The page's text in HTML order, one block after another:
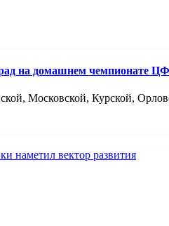
на домашнем чемпионате
Московской, Курской,